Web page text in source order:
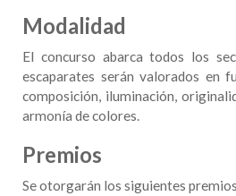
Modalidad
El concurso abarca todos los
escaparates serán valorados en
composición, iluminación,
armonía de colores.
Premios
Se otorgarán los siguientes